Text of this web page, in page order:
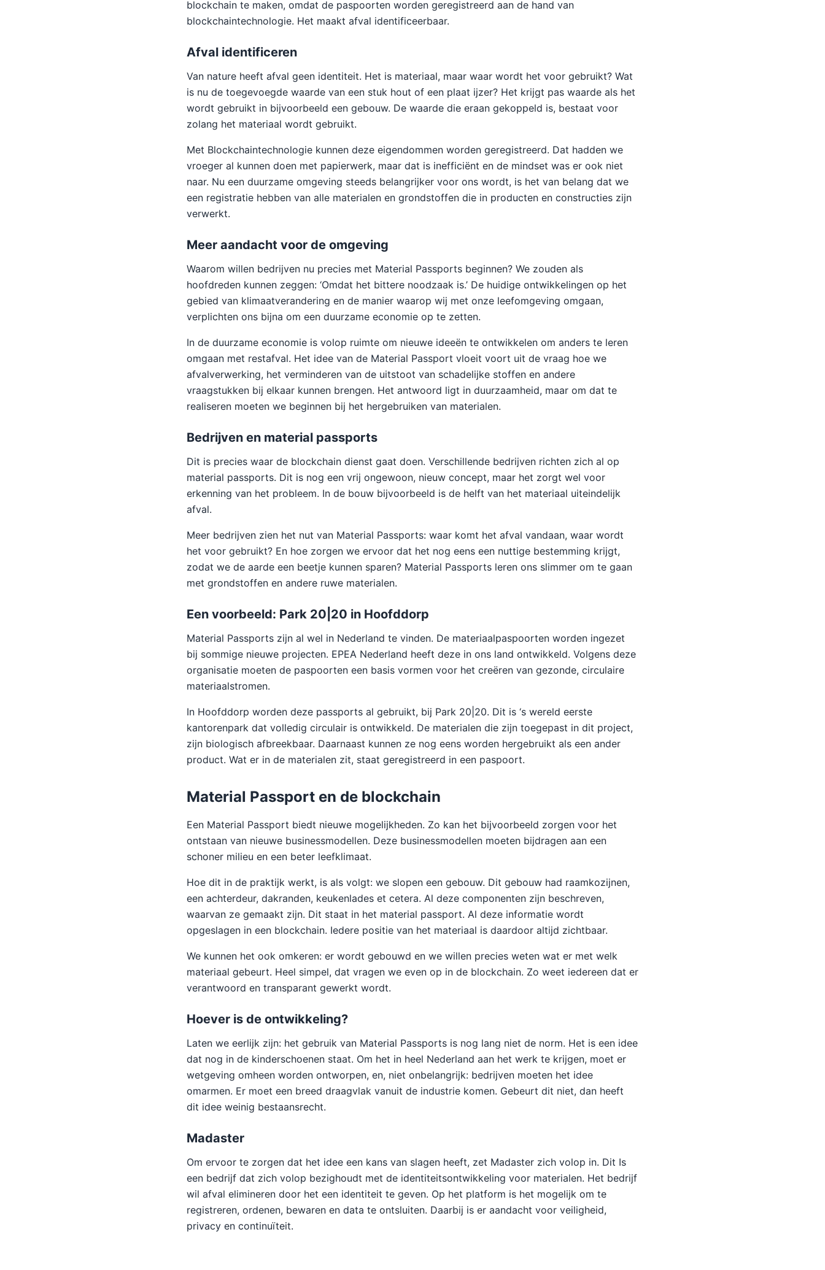
blockchain te maken, omdat de paspoorten worden geregistreerd aan de hand van
blockchaintechnologie. Het maakt afval identificeerbaar.
Afval identificeren
Van nature heeft afval geen identiteit. Het is materiaal, maar waar wordt het voor gebruikt? Wat
is nu de toegevoegde waarde van een stuk hout of een plaat ijzer? Het krijgt pas waarde als het
wordt gebruikt in bijvoorbeeld een gebouw. De waarde die eraan gekoppeld is, bestaat voor
zolang het materiaal wordt gebruikt.
Met Blockchaintechnologie kunnen deze eigendommen worden geregistreerd. Dat hadden we
vroeger al kunnen doen met papierwerk, maar dat is inefficiënt en de mindset was er ook niet
naar. Nu een duurzame omgeving steeds belangrijker voor ons wordt, is het van belang dat we
een registratie hebben van alle materialen en grondstoffen die in producten en constructies zijn
verwerkt.
Meer aandacht voor de omgeving
Waarom willen bedrijven nu precies met Material Passports beginnen? We zouden als
hoofdreden kunnen zeggen: ‘Omdat het bittere noodzaak is.’ De huidige ontwikkelingen op het
gebied van klimaatverandering en de manier waarop wij met onze leefomgeving omgaan,
verplichten ons bijna om een duurzame economie op te zetten.
In de duurzame economie is volop ruimte om nieuwe ideeën te ontwikkelen om anders te leren
omgaan met restafval. Het idee van de Material Passport vloeit voort uit de vraag hoe we
afvalverwerking, het verminderen van de uitstoot van schadelijke stoffen en andere
vraagstukken bij elkaar kunnen brengen. Het antwoord ligt in duurzaamheid, maar om dat te
realiseren moeten we beginnen bij het hergebruiken van materialen.
Bedrijven en material passports
Dit is precies waar de blockchain dienst gaat doen. Verschillende bedrijven richten zich al op
material passports. Dit is nog een vrij ongewoon, nieuw concept, maar het zorgt wel voor
erkenning van het probleem. In de bouw bijvoorbeeld is de helft van het materiaal uiteindelijk
afval.
Meer bedrijven zien het nut van Material Passports: waar komt het afval vandaan, waar wordt
het voor gebruikt? En hoe zorgen we ervoor dat het nog eens een nuttige bestemming krijgt,
zodat we de aarde een beetje kunnen sparen? Material Passports leren ons slimmer om te gaan
met grondstoffen en andere ruwe materialen.
Een voorbeeld: Park 20|20 in Hoofddorp
Material Passports zijn al wel in Nederland te vinden. De materiaalpaspoorten worden ingezet
bij sommige nieuwe projecten. EPEA Nederland heeft deze in ons land ontwikkeld. Volgens deze
organisatie moeten de paspoorten een basis vormen voor het creëren van gezonde, circulaire
materiaalstromen.
In Hoofddorp worden deze passports al gebruikt, bij Park 20|20. Dit is ‘s wereld eerste
kantorenpark dat volledig circulair is ontwikkeld. De materialen die zijn toegepast in dit project,
zijn biologisch afbreekbaar. Daarnaast kunnen ze nog eens worden hergebruikt als een ander
product. Wat er in de materialen zit, staat geregistreerd in een paspoort.
Material Passport en de blockchain
Een Material Passport biedt nieuwe mogelijkheden. Zo kan het bijvoorbeeld zorgen voor het
ontstaan van nieuwe businessmodellen. Deze businessmodellen moeten bijdragen aan een
schoner milieu en een beter leefklimaat.
Hoe dit in de praktijk werkt, is als volgt: we slopen een gebouw. Dit gebouw had raamkozijnen,
een achterdeur, dakranden, keukenlades et cetera. Al deze componenten zijn beschreven,
waarvan ze gemaakt zijn. Dit staat in het material passport. Al deze informatie wordt
opgeslagen in een blockchain. Iedere positie van het materiaal is daardoor altijd zichtbaar.
We kunnen het ook omkeren: er wordt gebouwd en we willen precies weten wat er met welk
materiaal gebeurt. Heel simpel, dat vragen we even op in de blockchain. Zo weet iedereen dat er
verantwoord en transparant gewerkt wordt.
Hoever is de ontwikkeling?
Laten we eerlijk zijn: het gebruik van Material Passports is nog lang niet de norm. Het is een idee
dat nog in de kinderschoenen staat. Om het in heel Nederland aan het werk te krijgen, moet er
wetgeving omheen worden ontworpen, en, niet onbelangrijk: bedrijven moeten het idee
omarmen. Er moet een breed draagvlak vanuit de industrie komen. Gebeurt dit niet, dan heeft
dit idee weinig bestaansrecht.
Madaster
Om ervoor te zorgen dat het idee een kans van slagen heeft, zet Madaster zich volop in. Dit Is
een bedrijf dat zich volop bezighoudt met de identiteitsontwikkeling voor materialen. Het bedrijf
wil afval elimineren door het een identiteit te geven. Op het platform is het mogelijk om te
registreren, ordenen, bewaren en data te ontsluiten. Daarbij is er aandacht voor veiligheid,
privacy en continuïteit.